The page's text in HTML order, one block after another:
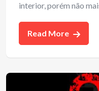
interior, porém não
Read More